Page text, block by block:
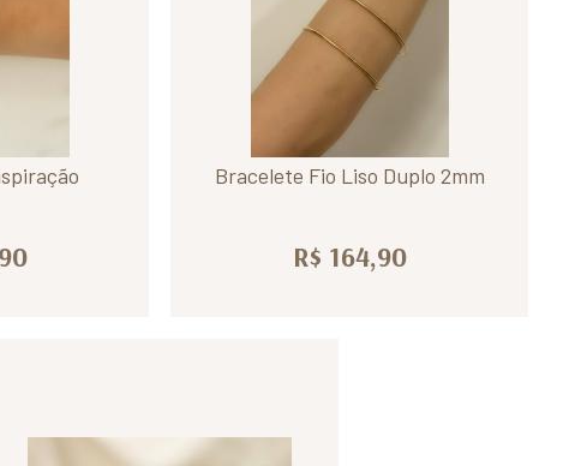
Bracelete Fio Liso Duplo 2mm
R$ 164,90